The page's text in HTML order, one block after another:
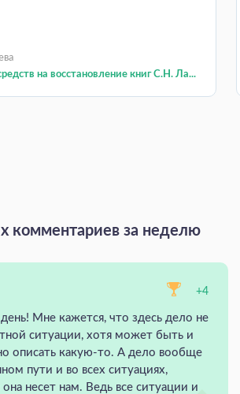
на восстановление книг С.Н. Ла...
комментариев за неделю
+4
Мне кажется, что здесь дело не
ситуации, хотя может быть и
описать какую-то. А дело вообще
пути и во всех ситуациях,
несет нам. Ведь все ситуации и